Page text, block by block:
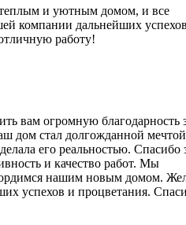
и уютным домом, и все
компании дальнейших
работу!
вам огромную благодарность
дом стал долгожданной
его реальностью. Спасибо
и качество работ. Мы
нашим новым домом.
успехов и процветания.